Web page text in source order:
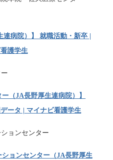
連病院）】 就職活動・新卒 |
護学生
（JA長野厚生連病院）】
ータ | マイナビ看護学生
ョンセンター
ションセンター（JA長野厚生